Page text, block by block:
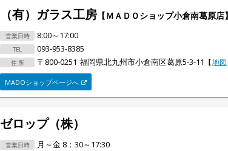
（有）ガラス工房 【ＭＡＤＯショップ小倉南葛原店】
8:00～17:00
093-953-8385
〒800-0251 福岡県北九州市小倉南区葛原5-3-11 【地図
MADOショップページへ
ゼロップ（株）
月～金 8：30～17:30